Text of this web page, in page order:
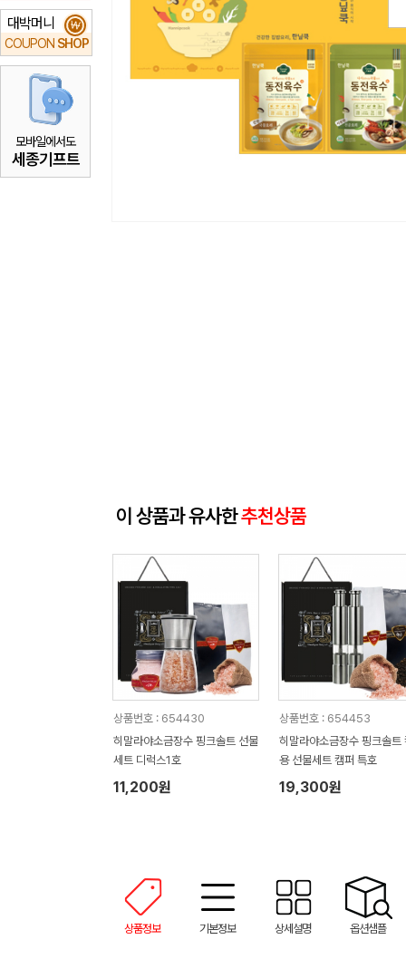
대박머니
COUPON SHOP
₩
모바일에서도
세종기프트
이 상품과 유사한추천상품
상품번호 : 654430
히말라야소금장수 핑크솔트 선물
세트 디럭스1호
11,200원
상품번호 : 654453
히말라야소금장수 핑크솔트
용 선물세트 캠퍼 특호
19,300원
상품정보 기본정보 상세설명 옵션샘플